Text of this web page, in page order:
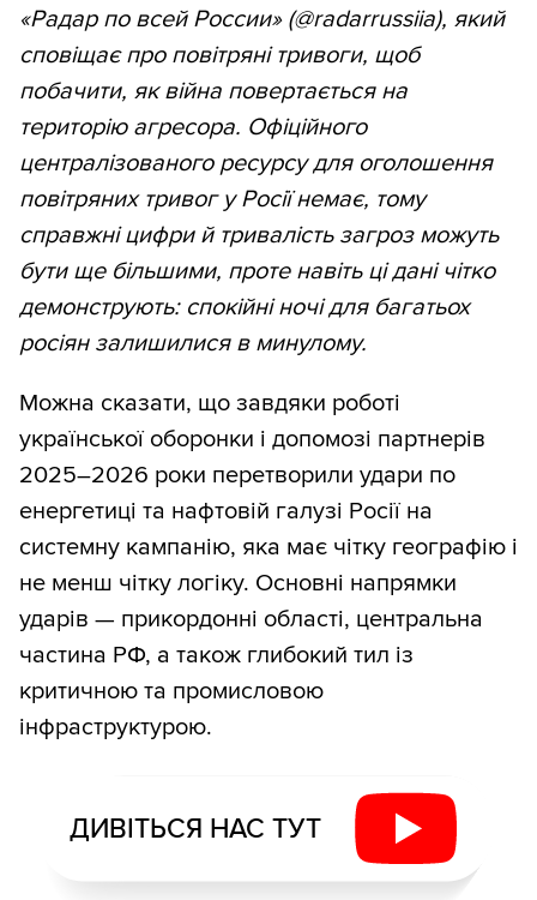
«Радар по всей России» (@radarrussiia), який
сповіщає про повітряні тривоги, щоб
побачити, як війна повертається на
територію агресора. Офіційного
централізованого ресурсу для оголошення
повітряних тривог у Росії немає, тому
справжні цифри й тривалість загроз можуть
бути ще більшими, проте навіть ці дані чітко
демонструють: спокійні ночі для багатьох
росіян залишилися в минулому.
Можна сказати, що завдяки роботі
української оборонки і допомозі партнерів
2025–2026 роки перетворили удари по
енергетиці та нафтовій галузі Росії на
системну кампанію, яка має чітку географію і
не менш чітку логіку. Основні напрямки
ударів — прикордонні області, центральна
частина РФ, а також глибокий тил із
критичною та промисловою
інфраструктурою.
ДИВІТЬСЯ НАС ТУТ